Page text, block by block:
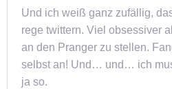
Und ich weiß ganz zufällig,
rege twittern. Viel obsessiver
an den Pranger zu stellen.
selbst an! Und… und… ich
ja so.